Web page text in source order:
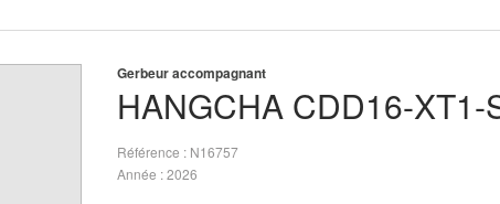
HANGCHA CDD16-XT1-
Gerbeur accompagnant
Référence
N16757
Année 2026